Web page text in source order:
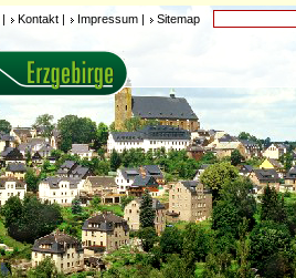
| Kontakt | Impressum | Sitemap